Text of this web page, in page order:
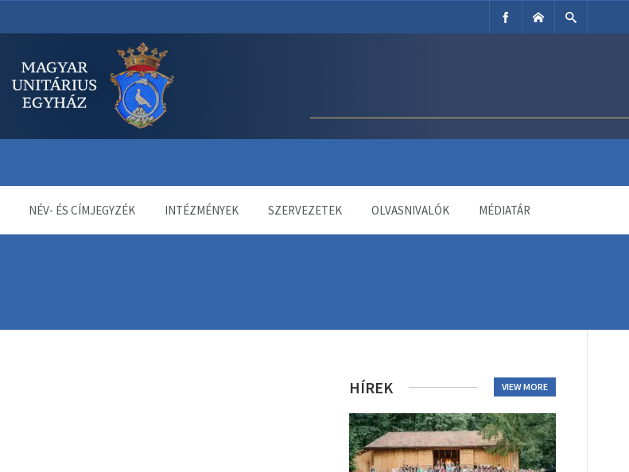
NÉV- ÉS CÍMJEGYZÉK INTÉZMÉNYEK SZERVEZETEK OLVASNIVALÓK MÉDIATÁR
HÍREK VIEW MORE